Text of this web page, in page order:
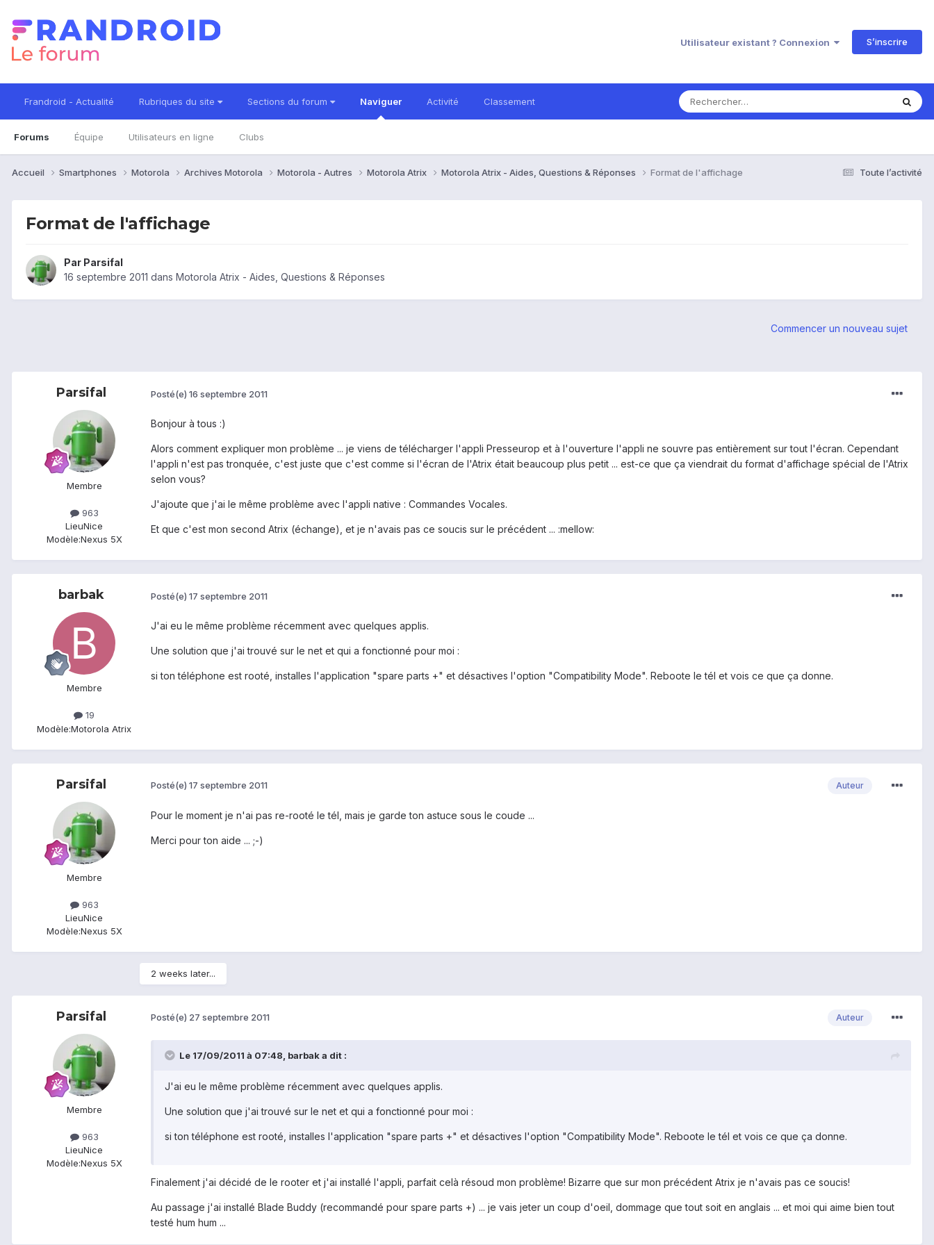
Utilisateur existant ? Connexion S’inscrire
Frandroid - Actualité Rubriques du site Sections du forum Naviguer
Forums Équipe Utilisateurs en ligne Clubs
Activité Classement
Toute l’activité
Accueil Smartphones Motorola Archives Motorola Motorola - Autres Motorola Atrix Motorola Atrix - Aides, Questions & Réponses Format de l'affichage
Format de l'affichage
Par Parsifal
16 septembre 2011 dans Motorola Atrix - Aides, Questions & Réponses
Commencer un nouveau sujet
Parsifal
Membre
963
LieuNice
Modèle:Nexus 5X
Posté(e) 16 septembre 2011
Bonjour à tous :)
Alors comment expliquer mon problème ... je viens de télécharger l'appli Presseurop et à l'ouverture l'appli ne souvre pas entièrement sur tout l'écran. Cependant
l'appli n'est pas tronquée, c'est juste que c'est comme si l'écran de l'Atrix était beaucoup plus petit ... est-ce que ça viendrait du format d'affichage spécial de l'Atrix
selon vous?
J'ajoute que j'ai le même problème avec l'appli native : Commandes Vocales.
Et que c'est mon second Atrix (échange), et je n'avais pas ce soucis sur le précédent ... :mellow:
barbak
Membre
19
Modèle:Motorola Atrix
Posté(e) 17 septembre 2011
J'ai eu le même problème récemment avec quelques applis.
Une solution que j'ai trouvé sur le net et qui a fonctionné pour moi :
si ton téléphone est rooté, installes l'application "spare parts +" et désactives l'option "Compatibility Mode". Reboote le tél et vois ce que ça donne.
Parsifal
Membre
963
LieuNice
Modèle:Nexus 5X
Auteur
Posté(e) 17 septembre 2011
Pour le moment je n'ai pas re-rooté le tél, mais je garde ton astuce sous le coude ...
Merci pour ton aide ... ;-)
2 weeks later...
Parsifal
Membre
963
LieuNice
Modèle:Nexus 5X
Auteur
Posté(e) 27 septembre 2011
Le 17/09/2011 à 07:48, barbak a dit :
J'ai eu le même problème récemment avec quelques applis.
Une solution que j'ai trouvé sur le net et qui a fonctionné pour moi :
si ton téléphone est rooté, installes l'application "spare parts +" et désactives l'option "Compatibility Mode". Reboote le tél et vois ce que ça donne.
Finalement j'ai décidé de le rooter et j'ai installé l'appli, parfait celà résoud mon problème! Bizarre que sur mon précédent Atrix je n'avais pas ce soucis!
Au passage j'ai installé Blade Buddy (recommandé pour spare parts +) ... je vais jeter un coup d'oeil, dommage que tout soit en anglais ... et moi qui aime bien tout
testé hum hum ...